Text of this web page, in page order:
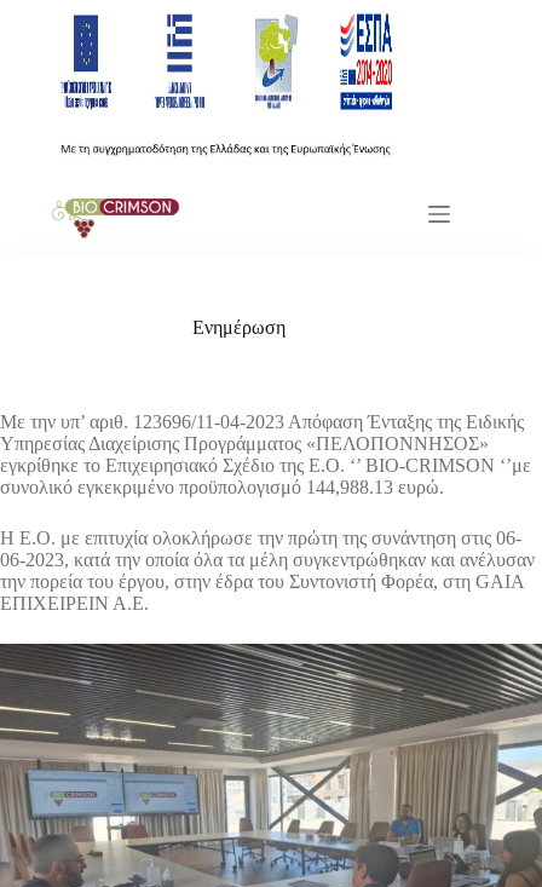
περιεχόμενο
Ενημέρωση
Με την υπ’ αριθ. 123696/11-04-2023 Απόφαση Ένταξης της Ειδικής
Υπηρεσίας Διαχείρισης Προγράμματος «ΠΕΛΟΠΟΝΝΗΣΟΣ»
εγκρίθηκε το Επιχειρησιακό Σχέδιο της Ε.Ο. ‘’ BIO-CRIMSON ‘’με
συνολικό εγκεκριμένο προϋπολογισμό 144,988.13 ευρώ.
Η Ε.Ο. με επιτυχία ολοκλήρωσε την πρώτη της συνάντηση στις 06-
06-2023, κατά την οποία όλα τα μέλη συγκεντρώθηκαν και ανέλυσαν
την πορεία του έργου, στην έδρα του Συντονιστή Φορέα, στη GAIA
ΕΠΙΧΕΙΡΕΙΝ Α.Ε.